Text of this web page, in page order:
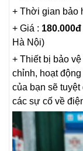
+ Thời gian bảo
+ Giá : 180.000đ
Hà Nội)
+ Thiết bị bảo
chỉnh, hoạt
của bạn sẽ
các sự cố về